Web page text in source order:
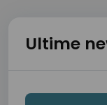
Ultime